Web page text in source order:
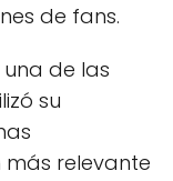
de fans.
de las
su
relevante